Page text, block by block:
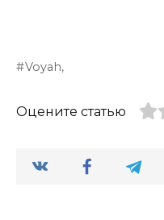
Voyah,
Оцените статью